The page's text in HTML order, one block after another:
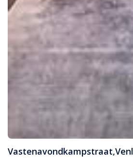
Vastenavondkampstraat,